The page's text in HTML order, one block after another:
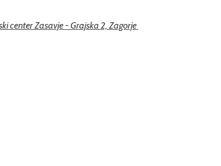
center Zasavje - Grajska 2, Zagorje